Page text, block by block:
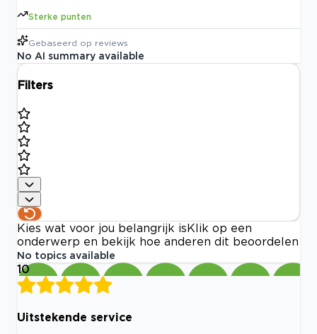
Sterke punten
Gebaseerd op reviews
No AI summary available
Filters
Kies wat voor jou belangrijk is Klik op een
onderwerp en bekijk hoe anderen dit beoordelen
No topics available
10
Uitstekende service